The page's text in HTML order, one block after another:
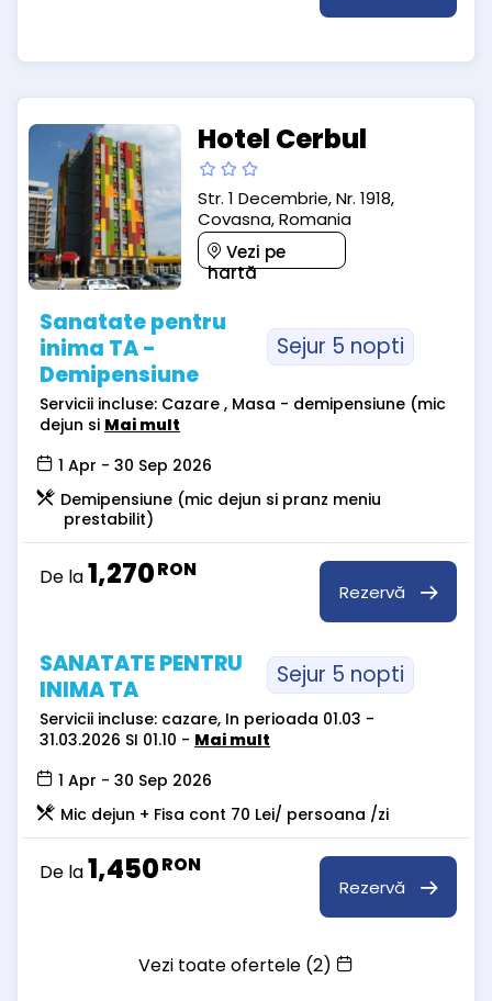
Hotel Cerbul
Str. 1 Decembrie, Nr. 1918,
Covasna, Romania
Vezi pe
hartă
Sanatate pentru
inima TA -
Demipensiune
Sejur 5 nopti
Servicii incluse: Cazare , Masa - demipensiune (mic
dejun si Mai mult
1 Apr - 30 Sep 2026
Demipensiune (mic dejun si pranz meniu
prestabilit)
De la1,270RON
Rezervă
SANATATE PENTRU
INIMA TA
Sejur 5 nopti
Servicii incluse: cazare, In perioada 01.03 -
31.03.2026 SI 01.10 - Mai mult
1 Apr - 30 Sep 2026
Mic dejun + Fisa cont 70 Lei/ persoana /zi
De la1,450RON
Rezervă
Vezi toate ofertele (2)